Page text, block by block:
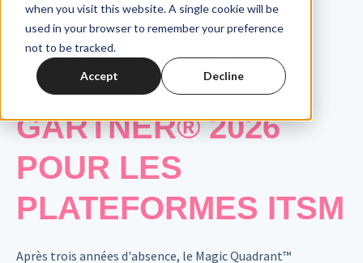
when you visit this website. A single cookie will be
used in your browser to remember your preference
not to be tracked.
Accept Decline
MAGIC
QUADRANT™
GARTNER®2026
POUR LES
PLATEFORMES ITSM
Après trois années d'absence, le Magic Quadrant™